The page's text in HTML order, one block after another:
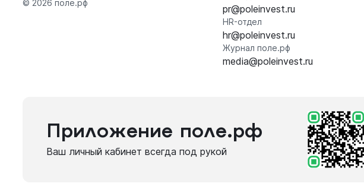
pr@poleinvest.ru
HR-отдел
hr@poleinvest.ru
Журнал поле.рф
media@poleinvest.ru
© 2026 поле.рф
Приложение поле.рф
Ваш личный кабинет всегда под рукой